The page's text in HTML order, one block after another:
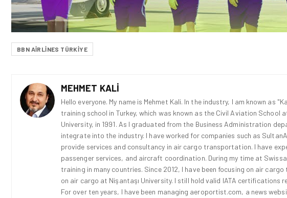
BBN AIRLINES TÜRKIYE
MEHMET KALI
Hello everyone. My name is Mehmet Kali. In the industry, I am known as
training school in Turkey, which was known as the Civil Aviation School
University, in 1991. As I graduated from the Business Administration
integrate into the industry. I have worked for companies such as
provide services and consultancy in air cargo transportation. I have
passenger services, and aircraft coordination. During my time at
training in many countries. Since 2012, I have been focusing on air
on air cargo at Nişantaşı University. I still hold valid IATA
For over ten years, I have been managing aeroportist.com, a news